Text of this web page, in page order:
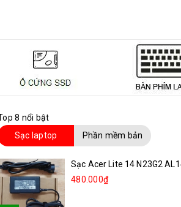
8 nổi bật
Sạc laptop
Phần mềm bản
Sạc Acer Lite 14 N23G2
480.000₫